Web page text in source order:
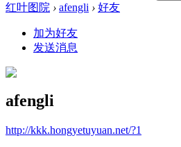
红叶图院 › afengli › 好友
加为好友
发送消息
afengli
http://kkk.hongyetuyuan.net/?1